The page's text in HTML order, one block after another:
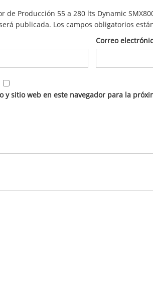
Producción 55 a 280 lts Dynamic
publicada. Los campos obligatorios
Correo
y sitio web en este navegador para la